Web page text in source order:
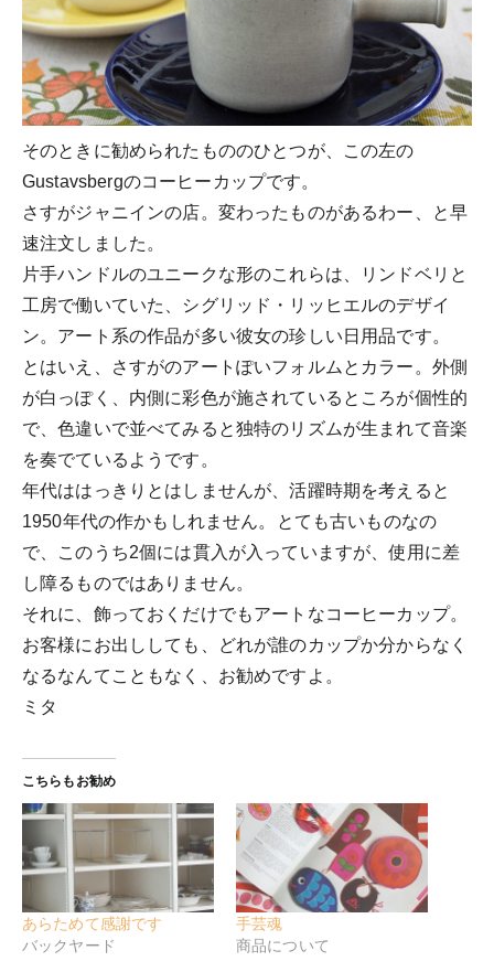
そのときに勧められたもののひとつが、この左の
Gustavsbergのコーヒーカップです。
さすがジャニインの店。変わったものがあるわー、と早
速注文しました。
片手ハンドルのユニークな形のこれらは、リンドベリと
工房で働いていた、シグリッド・リッヒエルのデザイ
ン。アート系の作品が多い彼女の珍しい日用品です。
とはいえ、さすがのアートぽいフォルムとカラー。外側
が白っぽく、内側に彩色が施されているところが個性的
で、色違いで並べてみると独特のリズムが生まれて音楽
を奏でているようです。
年代ははっきりとはしませんが、活躍時期を考えると
1950年代の作かもしれません。とても古いものなの
で、このうち2個には貫入が入っていますが、使用に差
し障るものではありません。
それに、飾っておくだけでもアートなコーヒーカップ。
お客様にお出ししても、どれが誰のカップか分からなく
なるなんてこともなく、お勧めですよ。
ミタ
こちらもお勧め
あらためて感謝です
バックヤード
手芸魂
商品について